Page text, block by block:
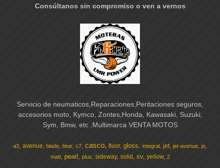
Consúltanos sin compromiso o ven a vernos
Servicio de neumaticos,Reparaciones,Peritaciones seguros,
accesorios moto, Kymco, Zontes,Honda, Kawasaki, Suzuki,
Sym, Bmw, etc .Multimarca VENTA MOTOS
a3 avenue blade blue c7 casco fluor gloss integral jet jet-avenue jo
matt
pearl plus sideway solid sv yellow 2